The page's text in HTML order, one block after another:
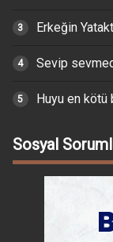
Erkeğin
Sevip
Huyu en kötü
Sosyal